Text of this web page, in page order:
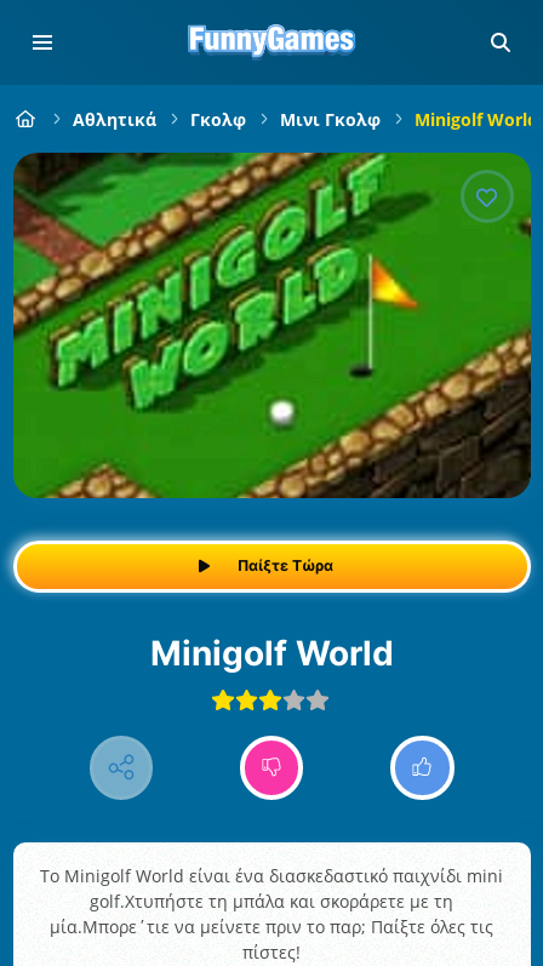
Αθλητικά Γκολφ Μινι Γκολφ Minigolf World
Παίξτε Τώρα
Minigolf World
Το Minigolf World είναι ένα διασκεδαστικό παιχνίδι mini
golf.Χτυπήστε τη μπάλα και σκοράρετε με τη
μία.Μπορε΄τιε να μείνετε πριν το παρ; Παίξτε όλες τις
πίστες!